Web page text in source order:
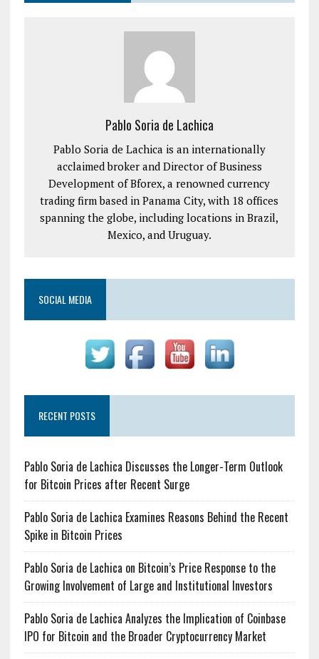
Pablo Soria de Lachica
Pablo Soria de Lachica is an internationally
acclaimed broker and Director of Business
Development of Bforex, a renowned currency
trading firm based in Panama City, with 18 offices
spanning the globe, including locations in Brazil,
Mexico, and Uruguay.
SOCIAL MEDIA
RECENT POSTS
Pablo Soria de Lachica Discusses the Longer-Term Outlook
for Bitcoin Prices after Recent Surge
Pablo Soria de Lachica Examines Reasons Behind the Recent
Spike in Bitcoin Prices
Pablo Soria de Lachica on Bitcoin’s Price Response to the
Growing Involvement of Large and Institutional Investors
Pablo Soria de Lachica Analyzes the Implication of Coinbase
IPO for Bitcoin and the Broader Cryptocurrency Market